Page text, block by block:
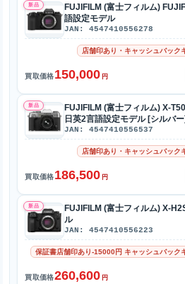
新品
FUJIFILM (富士フィルム)
語設定モデル
JAN: 4547410556278
店舗印あり・キャッシュバック
買取価格150,000 円
新品
FUJIFILM (富士フィルム) X-
日英2言語設定モデル [シルバ
JAN: 4547410556537
店舗印あり・キャッシュバック
買取価格186,500 円
新品
FUJIFILM (富士フィルム) X-
ル
JAN: 4547410556223
保証書店舗印あり-15000円 キャッシュバック
買取価格260,600 円